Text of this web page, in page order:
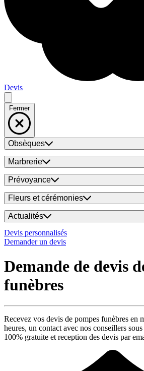
Devis
Fermer
Obsèques
Marbrerie
Prévoyance
Fleurs et cérémonies
Actualités
Devis personnalisés
Demander un devis
Demande de devis
funèbres
Recevez vos devis de pompes funèbres en
heures, un contact avec nos conseillers sous
100% gratuite et reception des devis par